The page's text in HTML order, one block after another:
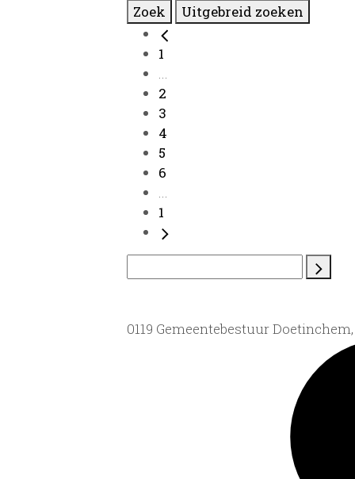
Zoek Uitgebreid zoeken
1
...
2
3
4
5
6
...
1
0119 Gemeentebestuur